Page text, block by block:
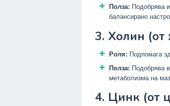
Полза: Подобрява
балансирано
3. Холин (от
Роля: Подпомага
Полза: Подобрява
метаболизма на
4. Цинк (от